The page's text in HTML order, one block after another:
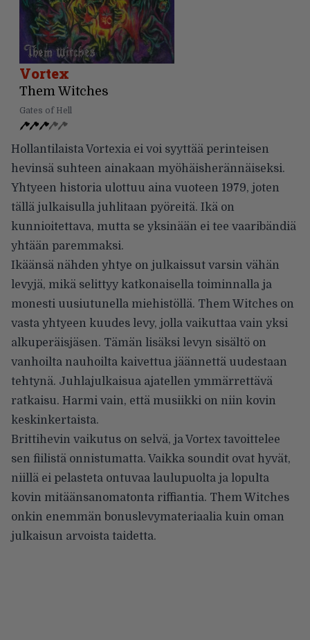
Vortex
Them Witches
Gates of Hell
Hollantilaista Vortexia ei voi syyttää perinteisen
hevinsä suhteen ainakaan myöhäisherännäiseksi.
Yhtyeen historia ulottuu aina vuoteen 1979, joten
tällä julkaisulla juhlitaan pyöreitä. Ikä on
kunnioitettava, mutta se yksinään ei tee vaaribändiä
yhtään paremmaksi.
Ikäänsä nähden yhtye on julkaissut varsin vähän
levyjä, mikä selittyy katkonaisella toiminnalla ja
monesti uusiutunella miehistöllä. Them Witches on
vasta yhtyeen kuudes levy, jolla vaikuttaa vain yksi
alkuperäisjäsen. Tämän lisäksi levyn sisältö on
vanhoilta nauhoilta kaivettua jäännettä uudestaan
tehtynä. Juhlajulkaisua ajatellen ymmärrettävä
ratkaisu. Harmi vain, että musiikki on niin kovin
keskinkertaista.
Brittihevin vaikutus on selvä, ja Vortex tavoittelee
sen fiilistä onnistumatta. Vaikka soundit ovat hyvät,
niillä ei pelasteta ontuvaa laulupuolta ja lopulta
kovin mitäänsanomatonta riffiantia. Them Witches
onkin enemmän bonuslevymateriaalia kuin oman
julkaisun arvoista taidetta.